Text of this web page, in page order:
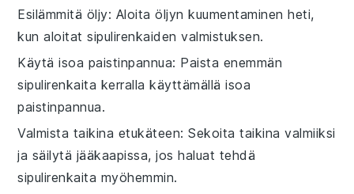
Esilämmitä öljy: Aloita öljyn kuumentaminen heti,
kun aloitat sipulirenkaiden valmistuksen.
Käytä isoa paistinpannua: Paista enemmän
sipulirenkaita kerralla käyttämällä isoa
paistinpannua.
Valmista taikina etukäteen: Sekoita taikina valmiiksi
ja säilytä jääkaapissa, jos haluat tehdä
sipulirenkaita myöhemmin.